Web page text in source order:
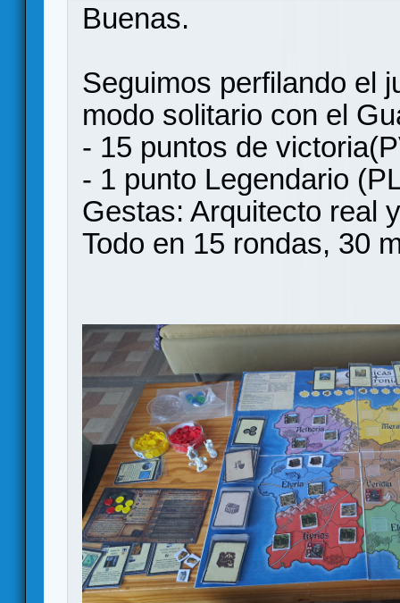
Buenas.
Seguimos perfilando el
modo solitario con el
- 15 puntos de
- 1 punto Legendario
Gestas: Arquitecto real
Todo en 15 rondas, 30